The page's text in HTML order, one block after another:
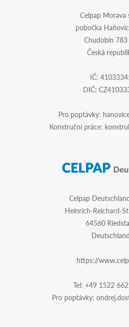
Celpap Morava
pobočka
Chudobín 783
Česká
IČ:
DIČ:
Pro poptávky:
Konstruční práce:
Celpap
Heinrich-Reichard-
64560
Deutschland
https://
Tel: +49 1522
Pro poptávky: